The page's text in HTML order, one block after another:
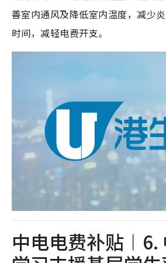
善室内通风及降低室内温度，减少
时间，减轻电费开支。
中电电费补贴︱6.